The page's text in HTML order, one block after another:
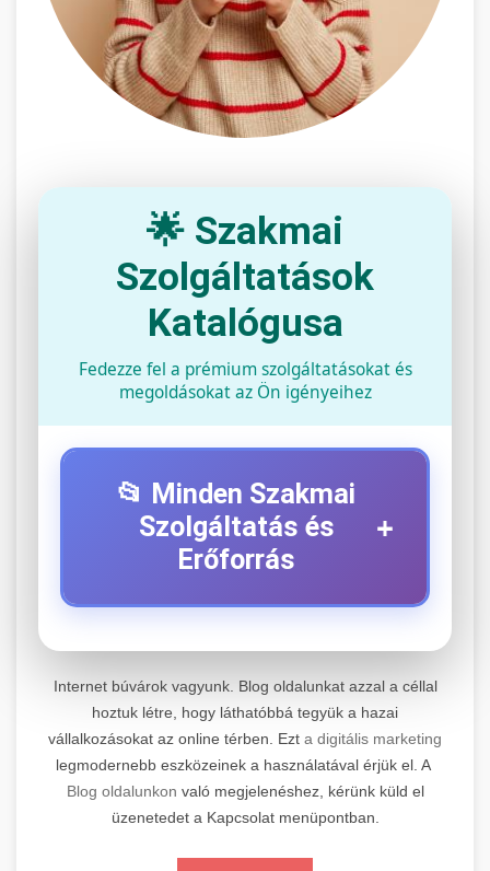
🌟 Szakmai
Szolgáltatások
Katalógusa
Fedezze fel a prémium szolgáltatásokat és
megoldásokat az Ön igényeihez
📂 Minden Szakmai
Szolgáltatás és
Erőforrás
+
+
Professzionális elektromos roller javítási és
karbantartási szolgáltatások. Szakértő
technikusaink minőségi szervízt nyújtanak
minden jelentős márkához és modellhez.
Szervizközpont Látogatása
📊 2. Online Marketing
Ügynökség
+
Átfogó online marketing szolgáltatások,
beleértve a SEO-t, közösségi média kezelést és
Internet búvárok vagyunk. Blog oldalunkat azzal a céllal
hoztuk létre, hogy láthatóbbá tegyük a hazai
vállalkozásokat az online térben. Ezt a digitális marketing
legmodernebb eszközeinek a használatával érjük el. A
Blog oldalunkon való megjelenéshez, kérünk küld el
üzenetedet a Kapcsolat menüpontban.